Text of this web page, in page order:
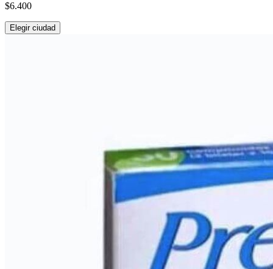
$6.400
Elegir ciudad